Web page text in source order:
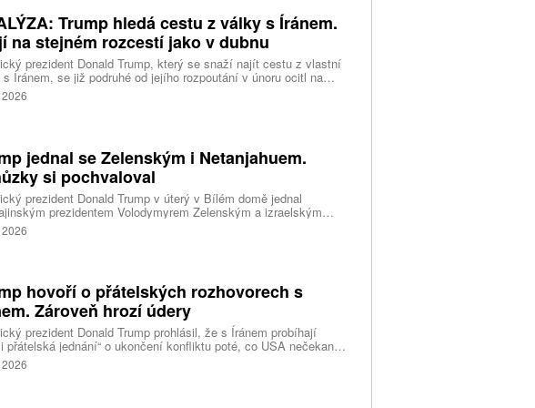
Trump hledá cestu z války s Íránem.
na stejném rozcestí jako v dubnu
prezident Donald Trump, který se snaží najít cestu z vlastní
Íránem, se již podruhé od jejího rozpoutání v únoru ocitl na
Vydat se může třemi cestami, ani jedna však není snadná a
jednal se Zelenským i Netanjahuem.
si pochvaloval
prezident Donald Trump v úterý v Bílém domě jednal
prezidentem Volodymyrem Zelenským a izraelským
Benjaminem Netanjahuem. Obě schůzky Trump na
sítích hodnotil pozitivně.
hovoří o přátelských rozhovorech s
Zároveň hrozí údery
prezident Donald Trump prohlásil, že s Íránem probíhají
přátelská jednání“ o ukončení konfliktu poté, co USA nečekaně
útoky na Írán a islámská republika zastavila odvetné údery.
popírá, že probíhají přímá jednání, ale obě strany si vyměňují